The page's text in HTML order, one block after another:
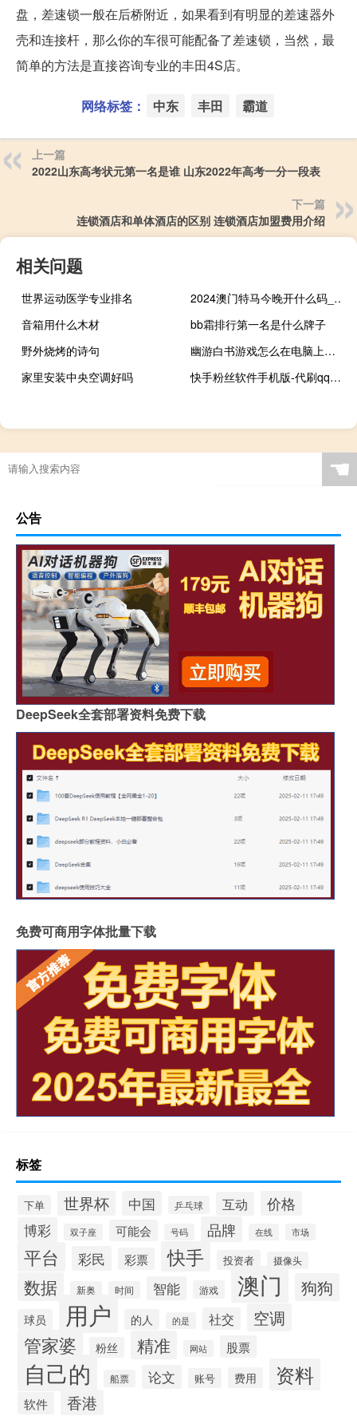
盘，差速锁一般在后桥附近，如果看到有明显的差速器外
壳和连接杆，那么你的车很可能配备了差速锁，当然，最
简单的方法是直接咨询专业的丰田4S店。
网络标签： 中东 丰田 霸道
上一篇
2022山东高考状元第一名是谁 山东2022年高考一分一段表
下一篇
连锁酒店和单体酒店的区别 连锁酒店加盟费用介绍
相关问题
世界运动医学专业排名
2024澳门特马今晚开什么码_作答解释落实的民间信仰_V59.26.23
音箱用什么木材
bb霜排行第一名是什么牌子
野外烧烤的诗句
幽游白书游戏怎么在电脑上下载玩 幽游白书游戏在线玩
家里安装中央空调好吗
快手粉丝软件手机版-代刷qq业务空间人气最低价
☚
公告
DeepSeek全套部署资料免费下载
免费可商用字体批量下载
标签
下单 世界杯 中国 乒乓球 互动 价格
博彩 双子座 可能会 号码 品牌 在线 市场
平台 彩民 彩票 快手 投资者 摄像头
数据 新奥 时间 智能 游戏 澳门 狗狗
球员 用户 的人 的是 社交 空调
管家婆 粉丝 精准 网站 股票
自己的 船票 论文 账号 费用 资料
软件 香港